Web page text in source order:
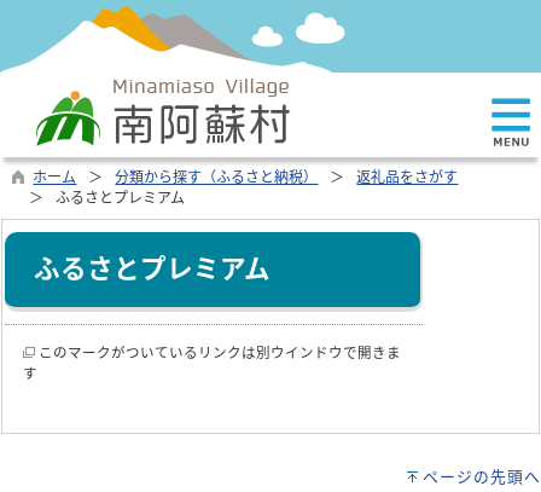
ホーム 分類から探す（ふるさと納税）
返礼品をさがす
ふるさとプレミアム
ふるさとプレミアム
このマークがついているリンクは別ウインドウで開きま
す
ページの先頭へ